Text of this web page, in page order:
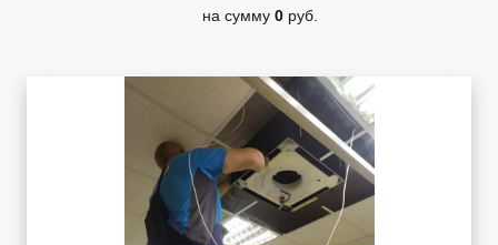
на сумму 0 руб.